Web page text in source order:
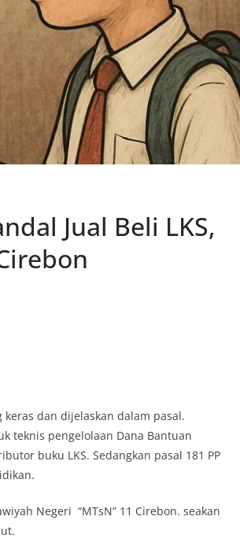
Jual Beli LKS,
dan dijelaskan dalam pasal.
teknis pengelolaan Dana Bantuan
buku LKS. Sedangkan pasal 181 PP
Negeri “MTsN” 11 Cirebon. seakan